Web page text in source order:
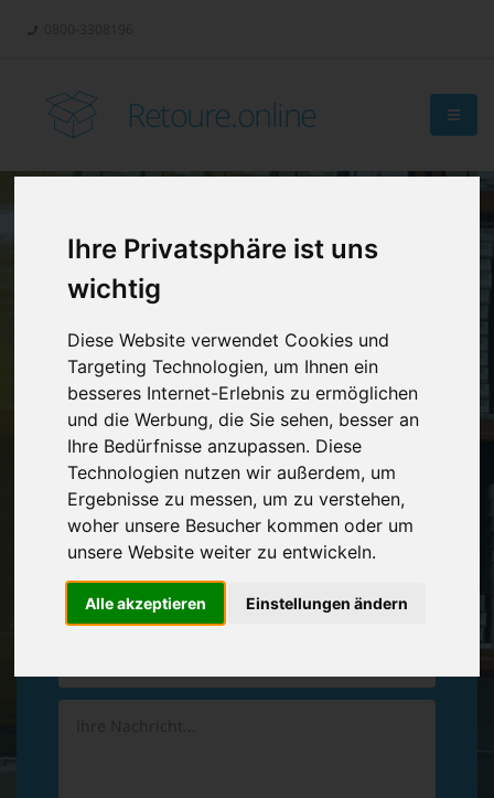
Ihre Privatsphäre ist uns
wichtig
Diese Website verwendet Cookies und
Targeting Technologien, um Ihnen ein
besseres Internet-Erlebnis zu ermöglichen
und die Werbung, die Sie sehen, besser an
Ihre Bedürfnisse anzupassen. Diese
Technologien nutzen wir außerdem, um
Ergebnisse zu messen, um zu verstehen,
woher unsere Besucher kommen oder um
unsere Website weiter zu entwickeln.
Alle akzeptieren Einstellungen ändern
Retoure.online
Retouren-
Management?
Vereinbaren Sie einenRückruf
Hinterlassen Sie uns gern eine persönliche Nachricht.